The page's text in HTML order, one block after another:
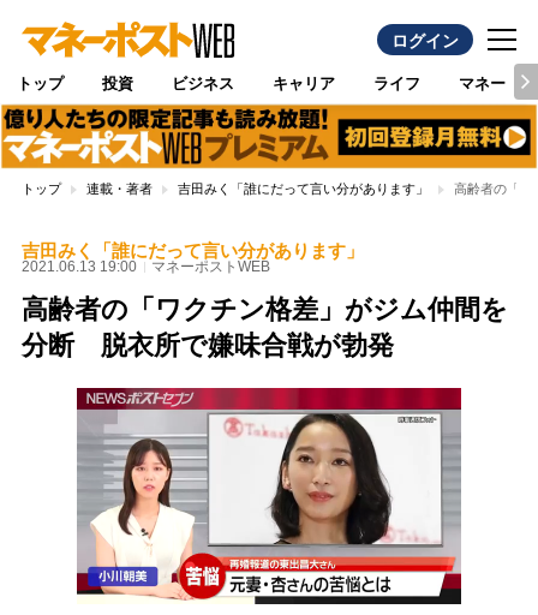
ログイン
トップ 投資 ビジネス キャリア ライフ マネー
トップ 連載・著者 吉田みく「誰にだって言い分があります」 高齢者の「
吉田みく「誰にだって言い分があります」
2021.06.13 19:00 マネーポストWEB
高齢者の「ワクチン格差」がジム仲間を
分断 脱衣所で嫌味合戦が勃発